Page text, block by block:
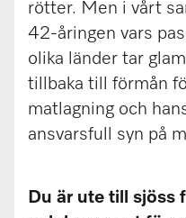
rötter. Men i vårt
42-åringen vars
olika länder tar
tillbaka till förmån
matlagning och
ansvarsfull syn på
Du är ute till sjöss